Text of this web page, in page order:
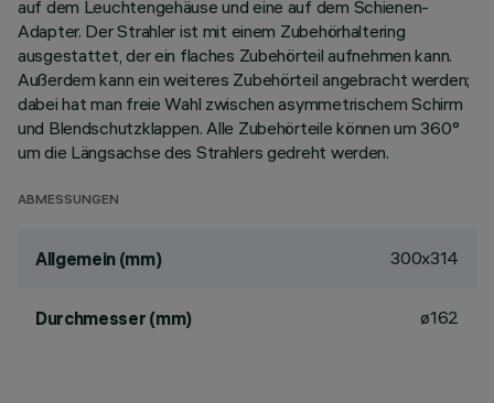
auf dem Leuchtengehäuse und eine auf dem Schienen-
Adapter. Der Strahler ist mit einem Zubehörhaltering
ausgestattet, der ein flaches Zubehörteil aufnehmen kann.
Außerdem kann ein weiteres Zubehörteil angebracht werden;
dabei hat man freie Wahl zwischen asymmetrischem Schirm
und Blendschutzklappen. Alle Zubehörteile können um 360°
um die Längsachse des Strahlers gedreht werden.
ABMESSUNGEN
Allgemein (mm) 300x314
Durchmesser (mm) ø162